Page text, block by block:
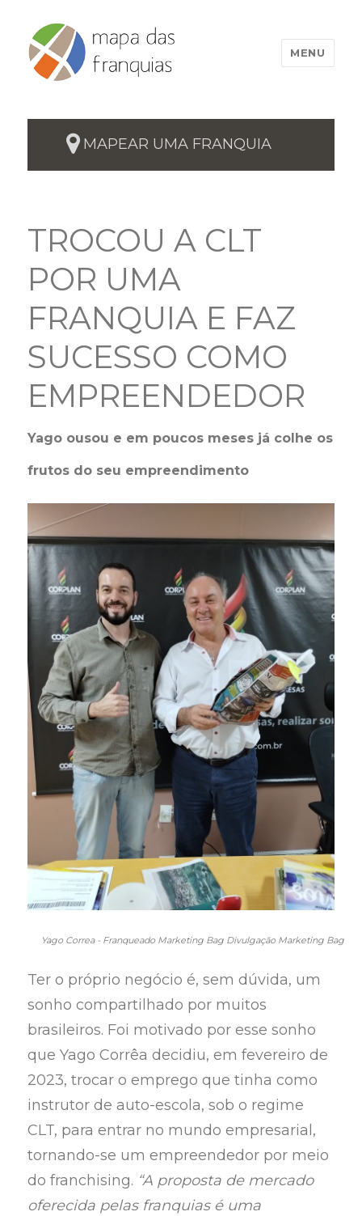
MENU
MAPEAR UMA FRANQUIA
TROCOU A CLT
POR UMA
FRANQUIA E FAZ
SUCESSO COMO
EMPREENDEDOR
Yago ousou e em poucos meses já colhe os
frutos do seu empreendimento
Yago Correa - Franqueado Marketing Bag Divulgação Marketing Bag
Ter o próprio negócio é, sem dúvida, um
sonho compartilhado por muitos
brasileiros. Foi motivado por esse sonho
que Yago Corrêa decidiu, em fevereiro de
2023, trocar o emprego que tinha como
instrutor de auto-escola, sob o regime
CLT, para entrar no mundo empresarial,
tornando-se um empreendedor por meio
do franchising. “A proposta de mercado
oferecida pelas franquias é uma